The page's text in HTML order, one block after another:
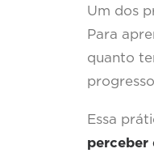
Um dos
Para
quanto
Essa
perceber